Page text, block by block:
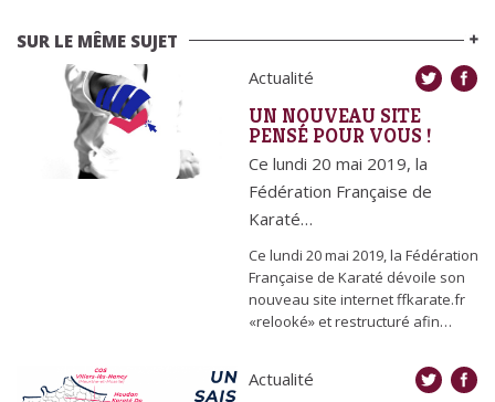
SUR LE MÊME SUJET
Actualité
UN NOUVEAU SITE
PENSÉ POUR VOUS !
Ce lundi 20 mai 2019, la
Fédération Française de
Karaté…
Ce lundi 20 mai 2019, la Fédération
Française de Karaté dévoile son
nouveau site internet ffkarate.fr
«relooké» et restructuré afin…
Actualité